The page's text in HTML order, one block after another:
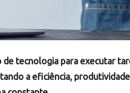
de tecnologia para executar
a eficiência,